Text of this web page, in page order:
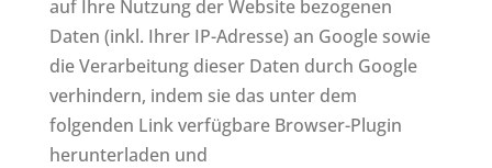
auf Ihre Nutzung der Website bezogenen
Daten (inkl. Ihrer IP-Adresse) an Google sowie
die Verarbeitung dieser Daten durch Google
verhindern, indem sie das unter dem
folgenden Link verfügbare Browser-Plugin
herunterladen und